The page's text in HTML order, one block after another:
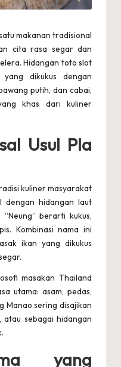
makanan tradisional
cita rasa segar dan
Hidangan toto slot
dikukus dengan
putih, dan cabai,
khas dari kuliner
Usul Pla
kuliner masyarakat
dengan hidangan laut
berarti kukus,
Kombinasi nama ini
ikan yang dikukus
masakan Thailand
utama: asam, pedas,
Manao sering disajikan
sebagai hidangan
yang